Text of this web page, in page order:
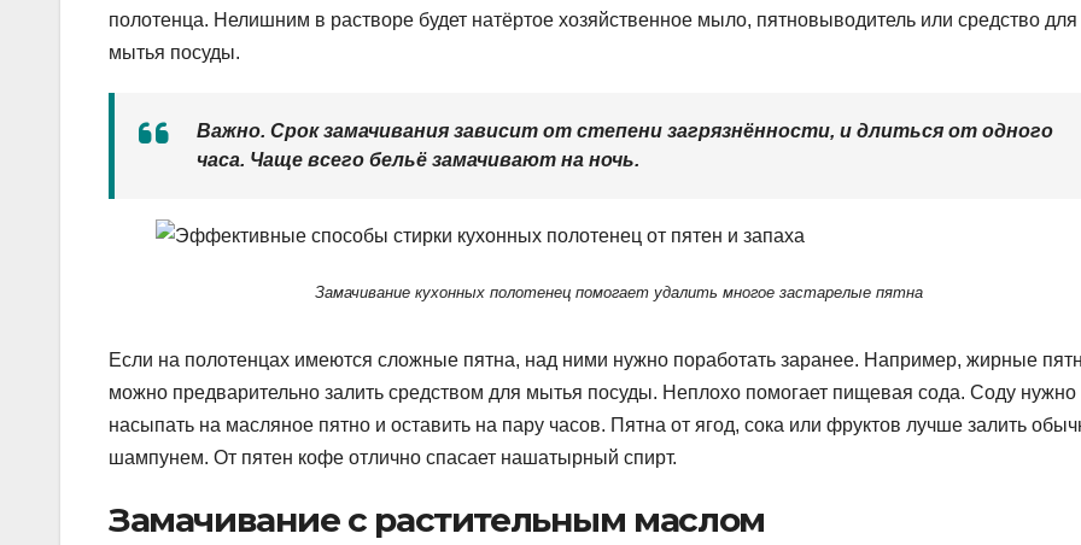
полотенца. Нелишним в растворе будет натёртое хозяйственное мыло, пятновыводитель или средство для
мытья посуды.
Важно. Срок замачивания зависит от степени загрязнённости, и длиться от одного
часа. Чаще всего бельё замачивают на ночь.
Замачивание кухонных полотенец помогает удалить многое застарелые пятна
Если на полотенцах имеются сложные пятна, над ними нужно поработать заранее. Например, жирные
можно предварительно залить средством для мытья посуды. Неплохо помогает пищевая сода. Соду нужно
насыпать на масляное пятно и оставить на пару часов. Пятна от ягод, сока или фруктов лучше залить
шампунем. От пятен кофе отлично спасает нашатырный спирт.
Замачивание с растительным маслом